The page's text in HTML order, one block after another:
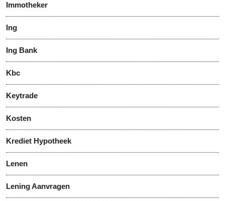
Immotheker
Ing
Ing Bank
Kbc
Keytrade
Kosten
Krediet Hypotheek
Lenen
Lening Aanvragen